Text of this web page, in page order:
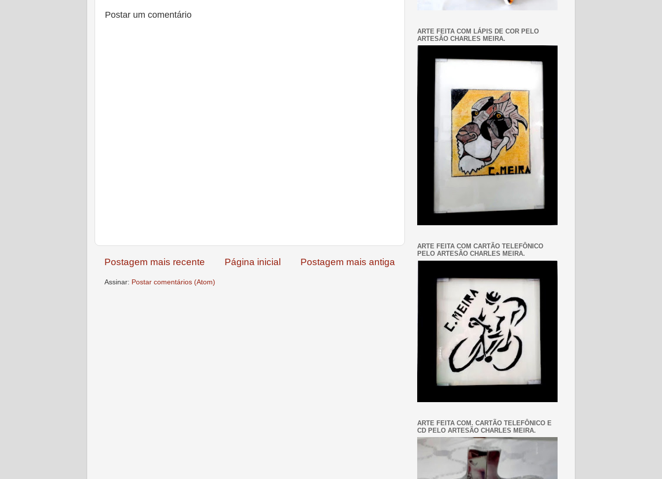
Postar um comentário
Postagem mais recente Postagem mais antiga
Página inicial
Assinar: Postar comentários (Atom)
ARTE FEITA COM LÁPIS DE COR PELO
ARTESÃO CHARLES MEIRA.
ARTE FEITA COM CARTÃO TELEFÔNICO
PELO ARTESÃO CHARLES MEIRA.
ARTE FEITA COM. CARTÃO TELEFÔNICO E
CD PELO ARTESÃO CHARLES MEIRA.